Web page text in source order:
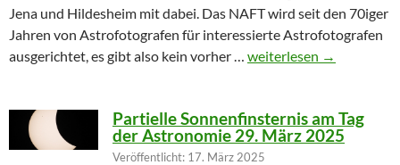
Jena und Hildesheim mit dabei. Das NAFT wird seit den 70iger
Jahren von Astrofotografen für interessierte Astrofotografen
ausgerichtet, es gibt also kein vorher … Das NAFT
weiterlesen →
Partielle Sonnenfinsternis am Tag
der Astronomie 29. März 2025
Veröffentlicht: 17. März 2025